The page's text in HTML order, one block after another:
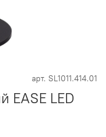
арт. SL1011.414.01
EASE LED